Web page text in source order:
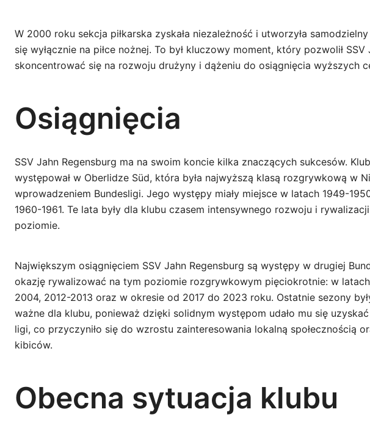
W 2000 roku sekcja piłkarska zyskała niezależność i utworzyła
się wyłącznie na piłce nożnej. To był kluczowy moment, który pozwolił SSV
skoncentrować się na rozwoju drużyny i dążeniu do osiągnięcia wyższych
Osiągnięcia
SSV Jahn Regensburg ma na swoim koncie kilka znaczących sukcesów.
występował w Oberlidze Süd, która była najwyższą klasą rozgrywkową w
wprowadzeniem Bundesligi. Jego występy miały miejsce w latach 1949-
1960-1961. Te lata były dla klubu czasem intensywnego rozwoju i
poziomie.
Największym osiągnięciem SSV Jahn Regensburg są występy w drugiej
okazję rywalizować na tym poziomie rozgrywkowym pięciokrotnie: w
2004, 2012-2013 oraz w okresie od 2017 do 2023 roku. Ostatnie sezony
ważne dla klubu, ponieważ dzięki solidnym występom udało mu się
ligi, co przyczyniło się do wzrostu zainteresowania lokalną społecznością
kibiców.
Obecna sytuacja klubu